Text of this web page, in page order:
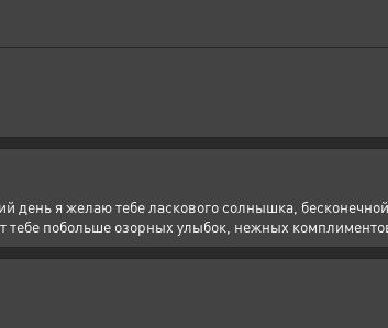
день я желаю тебе ласкового солнышка,
тебе побольше озорных улыбок, нежных